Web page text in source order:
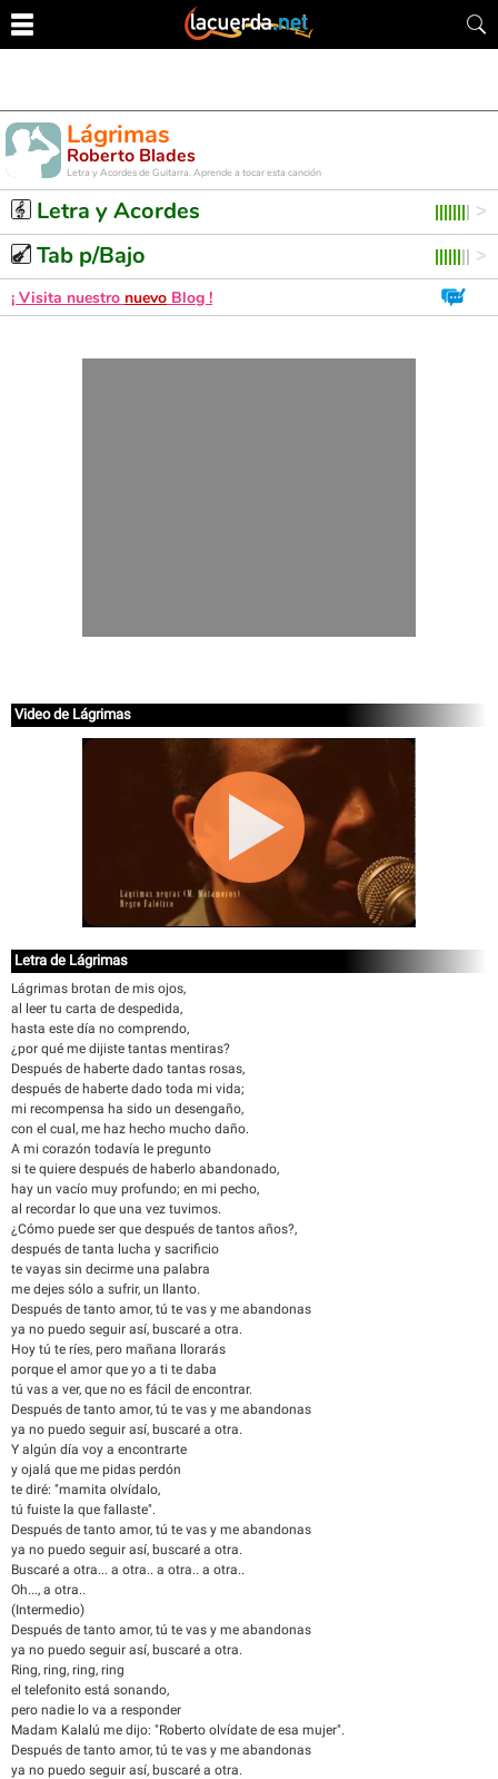
Lágrimas
Roberto Blades
Letra y Acordes de Guitarra. Aprende a tocar esta canción
Letra y Acordes
Tab p/Bajo
¡ Visita nuestro nuevo Blog !
Video de Lágrimas
Letra de Lágrimas
Lágrimas brotan de mis ojos,
al leer tu carta de despedida,
hasta este día no comprendo,
¿por qué me dijiste tantas mentiras?
Después de haberte dado tantas rosas,
después de haberte dado toda mi vida;
mi recompensa ha sido un desengaño,
con el cual, me haz hecho mucho daño.
A mi corazón todavía le pregunto
si te quiere después de haberlo abandonado,
hay un vacío muy profundo; en mi pecho,
al recordar lo que una vez tuvimos.
¿Cómo puede ser que después de tantos años?,
después de tanta lucha y sacrificio
te vayas sin decirme una palabra
me dejes sólo a sufrir, un llanto.
Después de tanto amor, tú te vas y me abandonas
ya no puedo seguir así, buscaré a otra.
Hoy tú te ríes, pero mañana llorarás
porque el amor que yo a ti te daba
tú vas a ver, que no es fácil de encontrar.
Después de tanto amor, tú te vas y me abandonas
ya no puedo seguir así, buscaré a otra.
Y algún día voy a encontrarte
y ojalá que me pidas perdón
te diré: "mamita olvídalo,
tú fuiste la que fallaste".
Después de tanto amor, tú te vas y me abandonas
ya no puedo seguir así, buscaré a otra.
Buscaré a otra... a otra.. a otra.. a otra..
Oh..., a otra..
(Intermedio)
Después de tanto amor, tú te vas y me abandonas
ya no puedo seguir así, buscaré a otra.
Ring, ring, ring, ring
el telefonito está sonando,
pero nadie lo va a responder
Madam Kalalú me dijo: "Roberto olvídate de esa mujer".
Después de tanto amor, tú te vas y me abandonas
ya no puedo seguir así, buscaré a otra.